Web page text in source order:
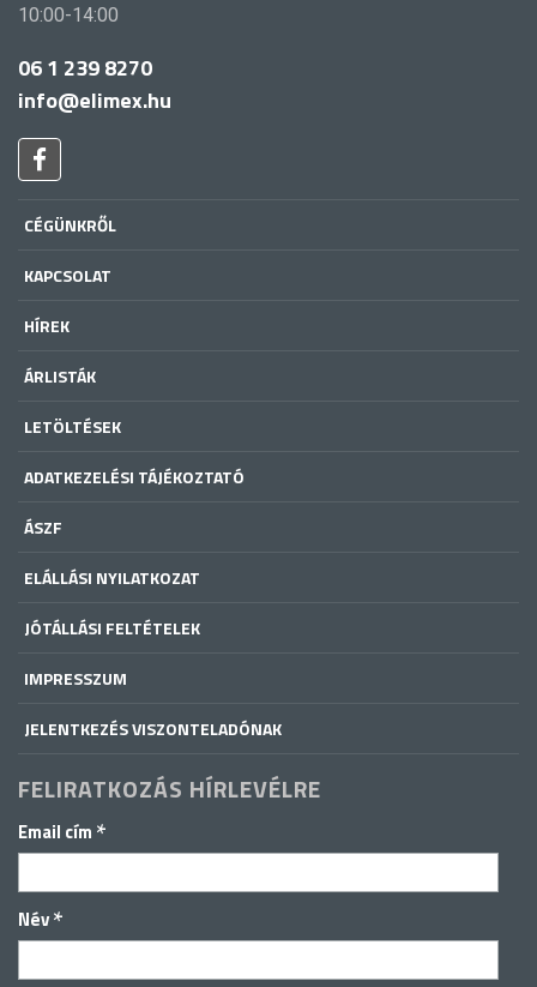
10:00-14:00
06 1 239 8270
info@elimex.hu
CÉGÜNKRŐL
KAPCSOLAT
HÍREK
ÁRLISTÁK
LETÖLTÉSEK
ADATKEZELÉSI TÁJÉKOZTATÓ
ÁSZF
ELÁLLÁSI NYILATKOZAT
JÓTÁLLÁSI FELTÉTELEK
IMPRESSZUM
JELENTKEZÉS VISZONTELADÓNAK
FELIRATKOZÁS HÍRLEVÉLRE
Email cím *
Név*